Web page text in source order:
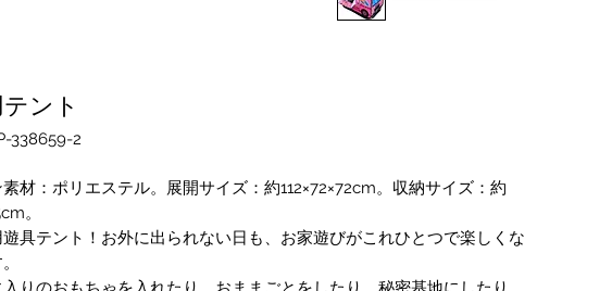
ント
338659-2
素材：ポリエステル。展開サイズ：約112×72×72cm。収納サイズ：約
。
具テント！お外に出られない日も、お家遊びがこれひとつで楽しくな